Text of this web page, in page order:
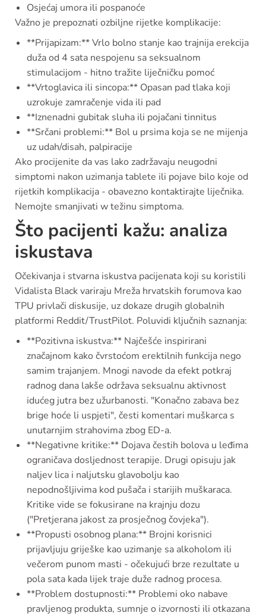
Osjećaj umora ili pospanoće
Važno je prepoznati ozbiljne rijetke komplikacije:
**Prijapizam:** Vrlo bolno stanje kao trajnija erekcija
duža od 4 sata nespojenu sa seksualnom
stimulacijom - hitno tražite liječničku pomoć
**Vrtoglavica ili sincopa:** Opasan pad tlaka koji
uzrokuje zamračenje vida ili pad
**Iznenadni gubitak sluha ili pojačani tinnitus
**Srčani problemi:** Bol u prsima koja se ne mijenja
uz udah/disah, palpiracije
Ako procijenite da vas lako zadržavaju neugodni
simptomi nakon uzimanja tablete ili pojave bilo koje od
rijetkih komplikacija - obavezno kontaktirajte liječnika.
Nemojte smanjivati w težinu simptoma.
Što pacijenti kažu: analiza
iskustava
Očekivanja i stvarna iskustva pacijenata koji su koristili
Vidalista Black variraju Mreža hrvatskih forumova kao
TPU privlači diskusije, uz dokaze drugih globalnih
platformi Reddit/TrustPilot. Poluvidi ključnih saznanja:
**Pozitivna iskustva:** Najčešće inspirirani
značajnom kako čvrstoćom erektilnih funkcija nego
samim trajanjem. Mnogi navode da efekt potkraj
radnog dana lakše održava seksualnu aktivnost
idućeg jutra bez užurbanosti. "Konačno zabava bez
brige hoće li uspjeti", česti komentari muškarca s
unutarnjim strahovima zbog ED-a.
**Negativne kritike:** Dojava čestih bolova u leđima
ograničava dosljednost terapije. Drugi opisuju jak
naljev lica i naljutsku glavobolju kao
nepodnošljivima kod pušača i starijih muškaraca.
Kritike vide se fokusirane na krajnju dozu
("Pretjerana jakost za prosječnog čovjeka").
**Propusti osobnog plana:** Brojni korisnici
prijavljuju griješke kao uzimanje sa alkoholom ili
večerom punom masti - očekujući brze rezultate u
pola sata kada lijek traje duže radnog procesa.
**Problem dostupnosti:** Problemi oko nabave
pravljenog produkta, sumnje o izvornosti ili otkazana